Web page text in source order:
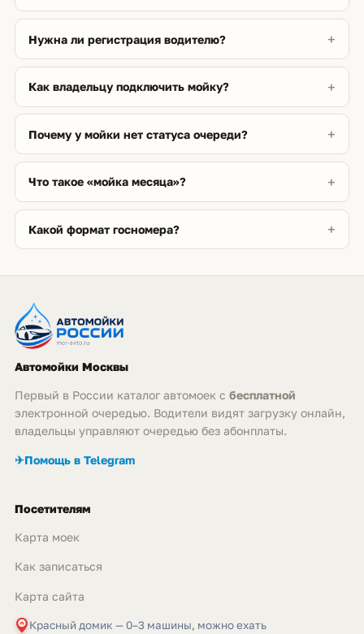
Нужна ли регистрация водителю?
Как владельцу подключить мойку?
Почему у мойки нет статуса очереди?
Что такое «мойка месяца»?
Какой формат госномера?
Автомойки Москвы
Первый в России каталог автомоек с бесплатной
электронной очередью. Водители видят загрузку онлайн,
владельцы управляют очередью без абонплаты.
✈Помощь в Telegram
Посетителям
Карта моек
Как записаться
Карта сайта
Красный домик — 0–3 машины, можно ехать